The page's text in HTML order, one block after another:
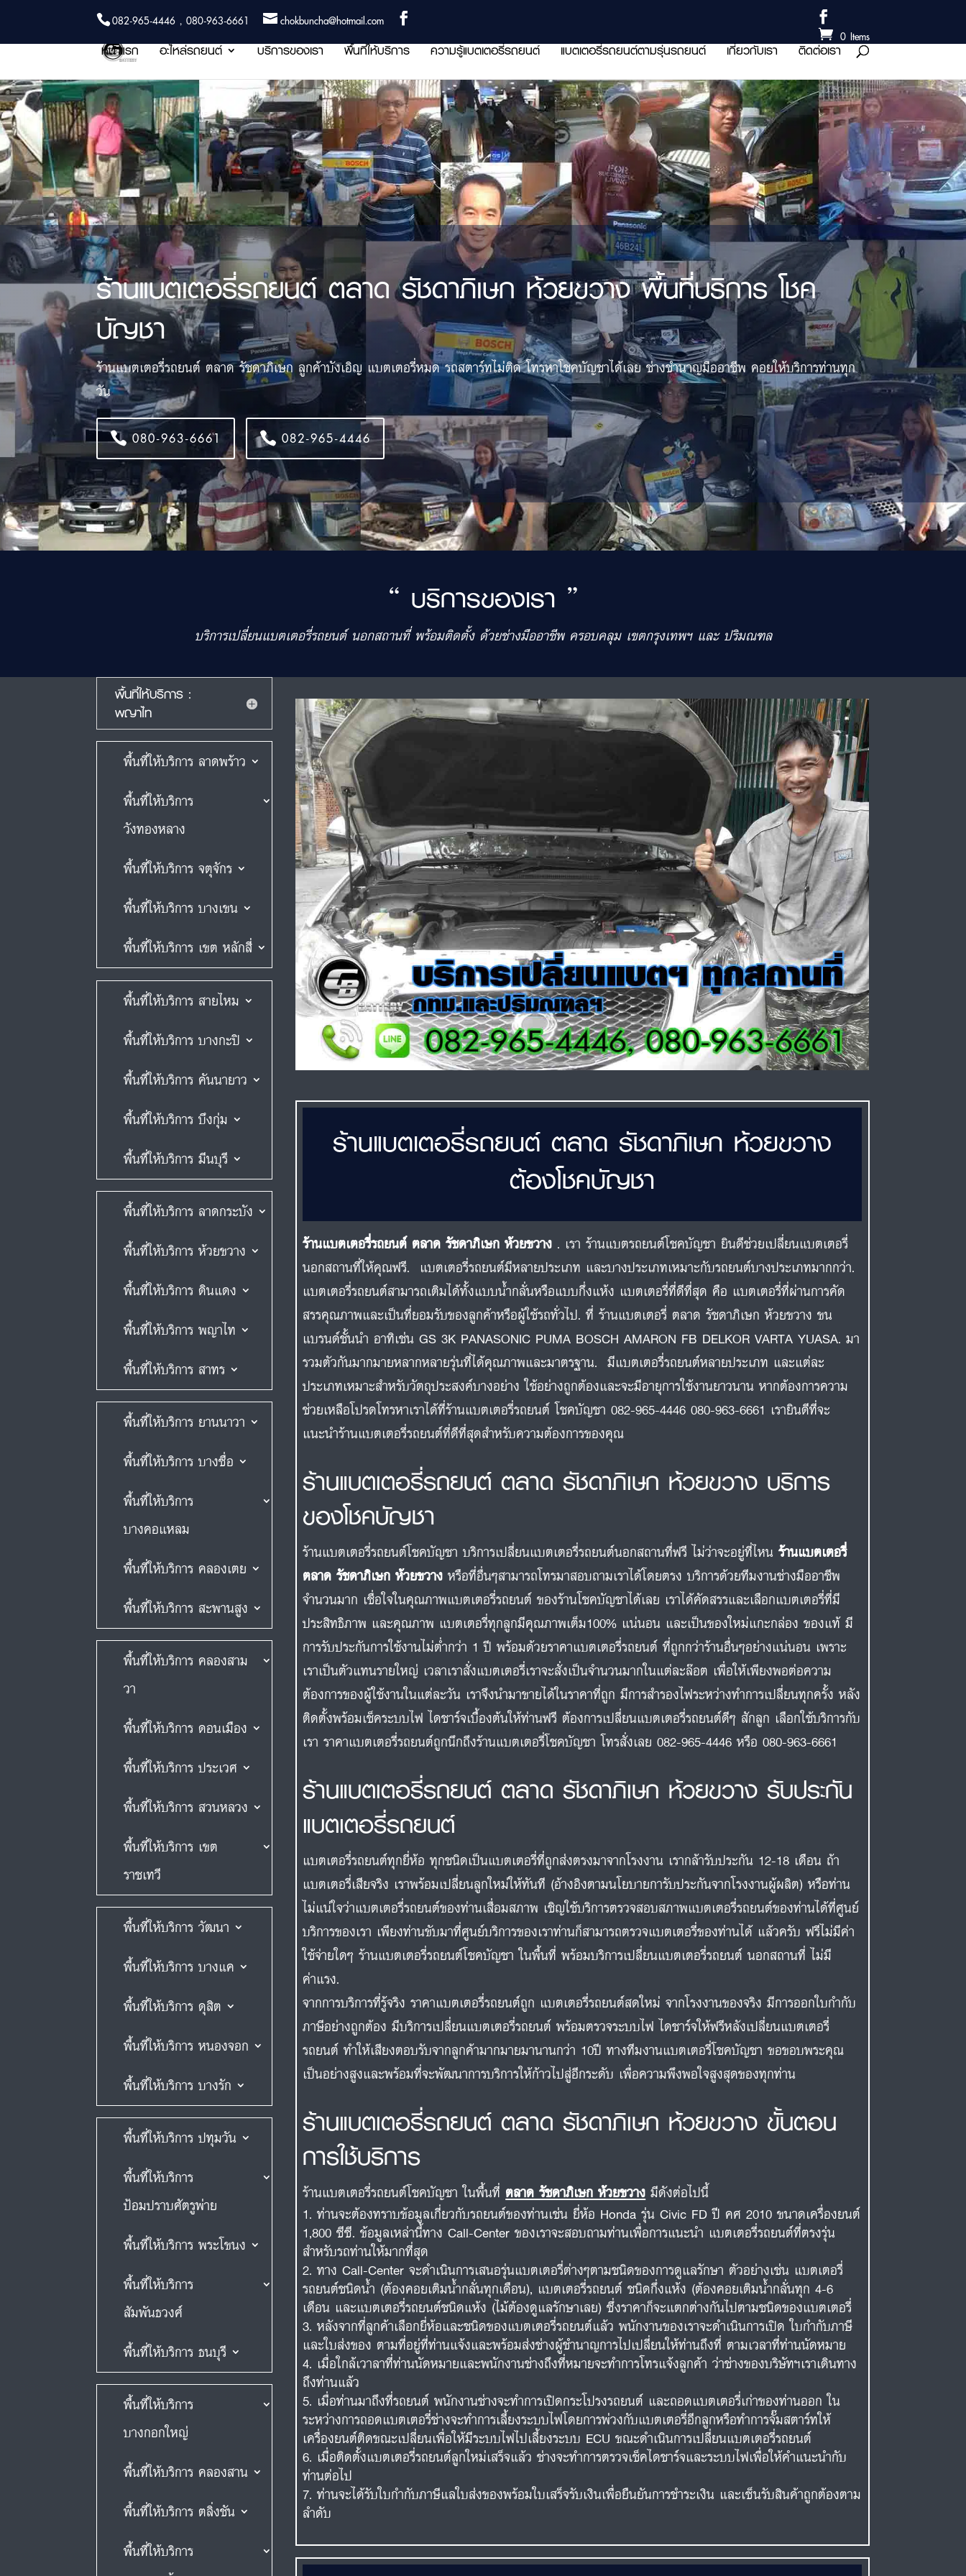
082-965-4446 , 080-963-6661
chokbuncha@hotmail.com
0 Items
หน้าแรก อะไหล่รถยนต์ บริการของเรา พื้นที่ให้บริการ ความรู้แบตเตอรี่รถยนต์ แบตเตอรี่รถยนต์ตามรุ่นรถยนต์ เกี่ยวกับเรา ติดต่อเรา
ร้านแบตเตอรี่รถยนต์ ตลาด รัชดาภิเษก ห้วยขวาง พื้นที่บริการ โชค
บัญชา
ร้านแบตเตอรี่รถยนต์ ตลาด รัชดาภิเษก ลูกค้าบังเอิญ แบตเตอรี่หมด รถสตาร์ทไม่ติด โทรหาโชคบัญชาได้เลย ช่างชำนาญมืออาชีพ คอยให้บริการท่านทุก
วัน
080-963-6661 082-965-4446
“ บริการของเรา ”
บริการเปลี่ยนแบตเตอรี่รถยนต์ นอกสถานที่ พร้อมติดตั้ง ด้วยช่างมืออาชีพ ครอบคลุม เขตกรุงเทพฯ และ ปริมณฑล
พื้นที่ให้บริการ :
พญาไท
พื้นที่ให้บริการ ลาดพร้าว
พื้นที่ให้บริการ
วังทองหลาง
พื้นที่ให้บริการ จตุจักร
พื้นที่ให้บริการ บางเขน
พื้นที่ให้บริการ เขต หลักสี่
พื้นที่ให้บริการ สายไหม
พื้นที่ให้บริการ บางกะปิ
พื้นที่ให้บริการ คันนายาว
พื้นที่ให้บริการ บึงกุ่ม
พื้นที่ให้บริการ มีนบุรี
พื้นที่ให้บริการ ลาดกระบัง
พื้นที่ให้บริการ ห้วยขวาง
พื้นที่ให้บริการ ดินแดง
พื้นที่ให้บริการ พญาไท
พื้นที่ให้บริการ สาทร
พื้นที่ให้บริการ ยานนาวา
พื้นที่ให้บริการ บางซื่อ
พื้นที่ให้บริการ
บางคอแหลม
พื้นที่ให้บริการ คลองเตย
พื้นที่ให้บริการ สะพานสูง
พื้นที่ให้บริการ คลองสาม
วา
พื้นที่ให้บริการ ดอนเมือง
พื้นที่ให้บริการ ประเวศ
พื้นที่ให้บริการ สวนหลวง
พื้นที่ให้บริการ เขต
ราชเทวี
พื้นที่ให้บริการ วัฒนา
พื้นที่ให้บริการ บางแค
พื้นที่ให้บริการ ดุสิต
พื้นที่ให้บริการ หนองจอก
พื้นที่ให้บริการ บางรัก
พื้นที่ให้บริการ ปทุมวัน
พื้นที่ให้บริการ
ป้อมปราบศัตรูพ่าย
พื้นที่ให้บริการ พระโขนง
พื้นที่ให้บริการ
สัมพันธวงศ์
พื้นที่ให้บริการ ธนบุรี
พื้นที่ให้บริการ
บางกอกใหญ่
พื้นที่ให้บริการ คลองสาน
พื้นที่ให้บริการ ตลิ่งชัน
พื้นที่ให้บริการ
ร้านแบตเตอรี่รถยนต์ ตลาด รัชดาภิเษก ห้วยขวาง
ต้องโชคบัญชา
ร้านแบตเตอรี่รถยนต์ ตลาด รัชดาภิเษก ห้วยขวาง . เรา ร้านแบตรถยนต์โชคบัญชา ยินดีช่วยเปลี่ยนแบตเตอรี่
นอกสถานที่ให้คุณฟรี. แบตเตอรี่รถยนต์มีหลายประเภท และบางประเภทเหมาะกับรถยนต์บางประเภทมากกว่า.
แบตเตอรี่รถยนต์สามารถเติมได้ทั้งแบบน้ำกลั่นหรือแบบกึ่งแห้ง แบตเตอรี่ที่ดีที่สุด คือ แบตเตอรี่ที่ผ่านการคัด
สรรคุณภาพและเป็นที่ยอมรับของลูกค้าหรือผู้ใช้รถทั่วไป. ที่ ร้านแบตเตอรี่ ตลาด รัชดาภิเษก ห้วยขวาง ขน
แบรนด์ชั้นนำ อาทิเช่น GS 3K PANASONIC PUMA BOSCH AMARON FB DELKOR VARTA YUASA. มา
รวมตัวกันมากมายหลากหลายรุ่นที่ได้คุณภาพและมาตรฐาน. มีแบตเตอรี่รถยนต์หลายประเภท และแต่ละ
ประเภทเหมาะสำหรับวัตถุประสงค์บางอย่าง ใช้อย่างถูกต้องและจะมีอายุการใช้งานยาวนาน หากต้องการความ
ช่วยเหลือโปรดโทรหาเราได้ที่ร้านแบตเตอรี่รถยนต์ โชคบัญชา 082-965-4446 080-963-6661 เรายินดีที่จะ
แนะนำร้านแบตเตอรี่รถยนต์ที่ดีที่สุดสำหรับความต้องการของคุณ
ร้านแบตเตอรี่รถยนต์ ตลาด รัชดาภิเษก ห้วยขวาง บริการ
ของโชคบัญชา
ร้านแบตเตอรี่รถยนต์โชคบัญชา บริการเปลี่ยนแบตเตอรี่รถยนต์นอกสถานที่ฟรี ไม่ว่าจะอยู่ที่ไหนร้านแบตเตอรี่
ตลาด รัชดาภิเษก ห้วยขวาง หรือที่อื่นๆสามารถโทรมาสอบถามเราได้โดยตรง บริการด้วยทีมงานช่างมืออาชีพ
จำนวนมาก เชื่อใจในคุณภาพแบตเตอรี่รถยนต์ ของร้านโชคบัญชาได้เลย เราได้คัดสรรและเลือกแบตเตอรี่ที่มี
ประสิทธิภาพ และคุณภาพ แบตเตอรี่ทุกลูกมีคุณภาพเต็ม100% แน่นอน และเป็นของใหม่แกะกล่อง ของแท้ มี
การรับประกันการใช้งานไม่ต่ำกว่า 1 ปี พร้อมด้วยราคาแบตเตอรี่รถยนต์ ที่ถูกกว่าร้านอื่นๆอย่างแน่นอน เพราะ
เราเป็นตัวแทนรายใหญ่ เวลาเราสั่งแบตเตอรี่เราจะสั่งเป็นจำนวนมากในแต่ละล๊อต เพื่อให้เพียงพอต่อความ
ต้องการของผู้ใช้งานในแต่ละวัน เราจึงนำมาขายได้ในราคาที่ถูก มีการสำรองไฟระหว่างทำการเปลี่ยนทุกครั้ง หลัง
ติดตั้งพร้อมเช็คระบบไฟ ไดชาร์จเบื้องต้นให้ท่านฟรี ต้องการเปลี่ยนแบตเตอรี่รถยนต์ดีๆ สักลูก เลือกใช้บริการกับ
เรา ราคาแบตเตอรี่รถยนต์ถูกนึกถึงร้านแบตเตอรี่โชคบัญชา โทรสั่งเลย 082-965-4446 หรือ 080-963-6661
ร้านแบตเตอรี่รถยนต์ ตลาด รัชดาภิเษก ห้วยขวาง รับประกัน
แบตเตอรี่รถยนต์
แบตเตอรี่รถยนต์ทุกยี่ห้อ ทุกชนิดเป็นแบตเตอรี่ที่ถูกส่งตรงมาจากโรงงาน เรากล้ารับประกัน 12-18 เดือน ถ้า
แบตเตอรี่เสียจริง เราพร้อมเปลี่ยนลูกใหม่ให้ทันที (อ้างอิงตามนโยบายการับประกันจากโรงงานผู้ผลิต) หรือท่าน
ไม่แน่ใจว่าแบตเตอรี่รถยนต์ของท่านเสื่อมสภาพ เชิญใช้บริการตรวจสอบสภาพแบตเตอรี่รถยนต์ของท่านได้ที่ศูนย์
บริการของเรา เพียงท่านขับมาที่ศูนย์บริการของเราท่านก็สามารถตรวจแบตเตอรี่ของท่านได้ แล้วครับ ฟรีไม่มีค่า
ใช้จ่ายใดๆ ร้านแบตเตอรี่รถยนต์โชคบัญชา ในพื้นที่ พร้อมบริการเปลี่ยนแบตเตอรี่รถยนต์ นอกสถานที่ ไม่มี
ค่าแรง.
จากการบริการที่รู้จริง ราคาแบตเตอรี่รถยนต์ถูก แบตเตอรี่รถยนต์สดใหม่ จากโรงงานของจริง มีการออกใบกำกับ
ภาษีอย่างถูกต้อง มีบริการเปลี่ยนแบตเตอรี่รถยนต์ พร้อมตรวจระบบไฟ ไดชาร์จให้ฟรีหลังเปลี่ยนแบตเตอรี่
รถยนต์ ทำให้เสียงตอบรับจากลูกค้ามากมายมานานกว่า 10ปี ทางทีมงานแบตเตอรี่โชคบัญชา ขอขอบพระคุณ
เป็นอย่างสูงและพร้อมที่จะพัฒนาการบริการให้ก้าวไปสู่อีกระดับ เพื่อความพึงพอใจสูงสุดของทุกท่าน
ร้านแบตเตอรี่รถยนต์ ตลาด รัชดาภิเษก ห้วยขวาง ขั้นตอน
การใช้บริการ
ร้านแบตเตอรี่รถยนต์โชคบัญชา ในพื้นที่ ตลาด รัชดาภิเษก ห้วยขวาง มีดังต่อไปนี้
ท่านจะต้องทราบข้อมูลเกี่ยวกับรถยนต์ของท่านเช่น ยี่ห้อ Honda รุ่น Civic FD ปี คศ 2010 ขนาดเครื่องยนต์
1,800 ซีซี. ข้อมูลเหล่านี้ทาง Call-Center ของเราจะสอบถามท่านเพื่อการแนะนำ แบตเตอรี่รถยนต์ที่ตรงรุ่น
สำหรับรถท่านให้มากที่สุด
ทาง Call-Center จะดำเนินการเสนอรุ่นแบตเตอรี่ต่างๆตามชนิดของการดูแลรักษา ตัวอย่างเช่น แบตเตอรี่
รถยนต์ชนิดน้ำ (ต้องคอยเติมน้ำกลั่นทุกเดือน), แบตเตอรี่รถยนต์ ชนิดกึ่งแห้ง (ต้องคอยเติมน้ำกลั่นทุก 4-6
เดือน และแบตเตอรี่รถยนต์ชนิดแห้ง (ไม้ต้องดูแลรักษาเลย) ซึ่งราคาก็จะแตกต่างกันไปตามชนิดของแบตเตอรี่
หลังจากที่ลูกค้าเลือกยี่ห้อและชนิดของแบตเตอรี่รถยนต์แล้ว พนักงานของเราจะดำเนินการเปิด ใบกำกับภาษี
และใบส่งของ ตามที่อยู่ที่ท่านแจ้งและพร้อมส่งช่างผู้ชำนาญการไปเปลี่ยนให้ท่านถึงที่ ตามเวลาที่ท่านนัดหมาย
เมื่อใกล้เวาลาที่ท่านนัดหมายและพนักงานช่างถึงที่หมายจะทำการโทรแจ้งลูกค้า ว่าช่างของบริษัทฯเราเดินทาง
ถึงท่านแล้ว
เมื่อท่านมาถึงที่รถยนต์ พนักงานช่างจะทำการเปิดกระโปรงรถยนต์ และถอดแบตเตอรี่เก่าของท่านออก ใน
ระหว่างการถอดแบตเตอรี่ช่างจะทำการเลี้ยงระบบไฟโดยการพ่วงกับแบตเตอรี่อีกลูกหรือทำการจั๊มสตาร์ทให้
เครื่องยนต์ติดขณะเปลี่ยนเพื่อให้มีระบบไฟไปเลี้ยงระบบ ECU ขณะดำเนินการเปลี่ยนแบตเตอรี่รถยนต์
เมื่อติดตั้งแบตเตอรี่รถยนต์ลูกใหม่เสร็จแล้ว ช่างจะทำการตรวจเช็คไดชาร์จและระบบไฟเพื่อให้คำแนะนำกับ
ท่านต่อไป
ท่านจะได้รับใบกำกับภาษีแลใบส่งของพร้อมใบเสร็จรับเงินเพื่อยืนยันการชำระเงิน และเซ็นรับสินค้าถูกต้องตาม
ลำดับ